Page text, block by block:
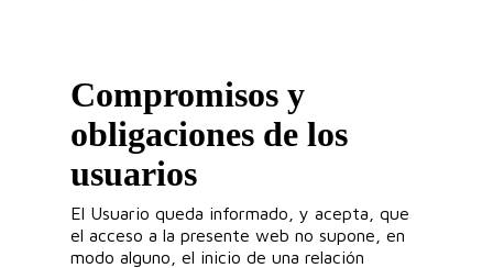
Compromisos y
obligaciones de los
usuarios
El Usuario queda informado, y acepta, que
el acceso a la presente web no supone, en
modo alguno, el inicio de una relación